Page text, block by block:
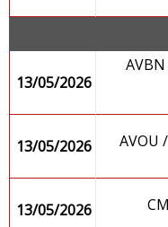
13/05/2026
13/05/2026 AVOU
13/05/2026